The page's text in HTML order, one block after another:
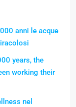
anni le acque
years, the
working their
nel